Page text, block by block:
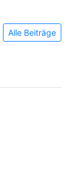
Alle Beiträge